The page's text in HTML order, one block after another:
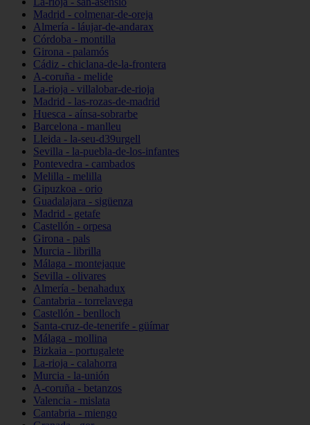
Madrid - colmenar-de-oreja
Almería - láujar-de-andarax
Córdoba - montilla
Girona - palamós
Cádiz - chiclana-de-la-frontera
A-coruña - melide
La-rioja - villalobar-de-rioja
Madrid - las-rozas-de-madrid
Huesca - aínsa-sobrarbe
Barcelona - manlleu
Lleida - la-seu-d39urgell
Sevilla - la-puebla-de-los-infantes
Pontevedra - cambados
Melilla - melilla
Gipuzkoa - orio
Guadalajara - sigüenza
Madrid - getafe
Castellón - orpesa
Girona - pals
Murcia - librilla
Málaga - montejaque
Sevilla - olivares
Almería - benahadux
Cantabria - torrelavega
Castellón - benlloch
Santa-cruz-de-tenerife - güímar
Málaga - mollina
Bizkaia - portugalete
La-rioja - calahorra
Murcia - la-unión
A-coruña - betanzos
Valencia - mislata
Cantabria - miengo